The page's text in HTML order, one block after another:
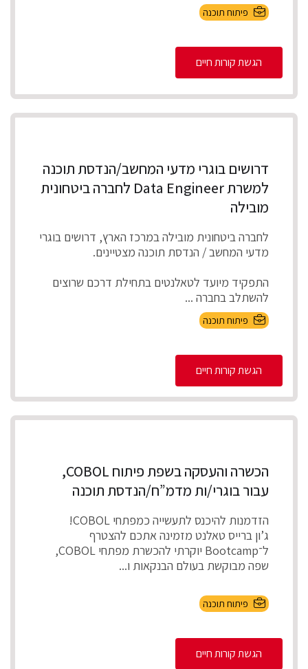
פיתוח תוכנה
הגשת קורות חיים
דרושים בוגרי מדעי המחשב/הנדסת תוכנה
למשרת Data Engineer לחברה ביטחונית
מובילה
לחברה ביטחונית מובילה במרכז הארץ, דרושים בוגרי
מדעי המחשב / הנדסת תוכנה מצטיינים.
התפקיד מיועד לטאלנטים בתחילת דרכם שרוצים
להשתלב בחברה ...
פיתוח תוכנה
הגשת קורות חיים
הכשרה והעסקה בשפת פיתוח COBOL,
עבור בוגרי/ות מדמ”ח/הנדסת תוכנה
הזדמנות להיכנס לתעשייה כמפתחי COBOL!
ג’ון ברייס טאלנט מזמינה אתכם להצטרף
ל־Bootcamp יוקרתי להכשרת מפתחי COBOL,
שפה מבוקשת בעולם הבנקאות ו...
פיתוח תוכנה
הגשת קורות חיים